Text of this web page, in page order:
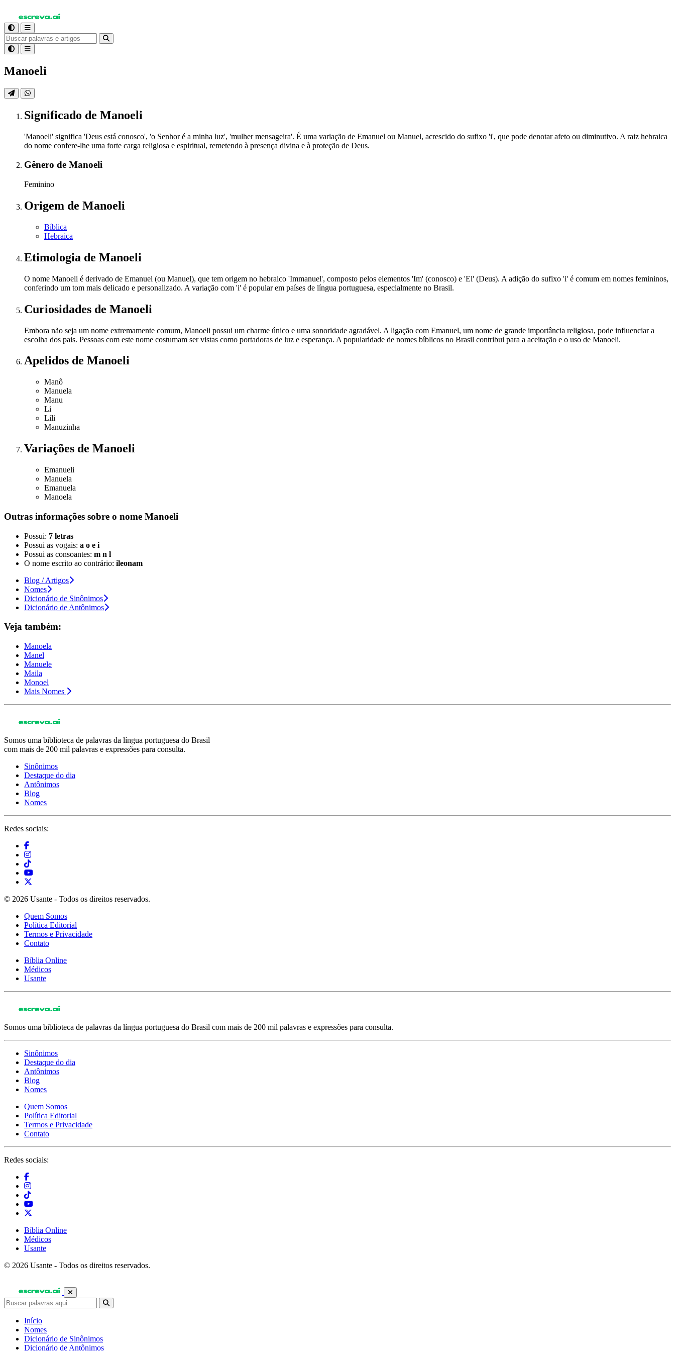
Manoeli
Significado de Manoeli
'Manoeli' significa 'Deus está conosco', 'o Senhor é a minha luz', 'mulher mensageira'. É uma variação de Emanuel ou Manuel, acrescido do sufixo 'i', que pode denotar afeto ou diminutivo. A raiz hebraica
do nome confere-lhe uma forte carga religiosa e espiritual, remetendo à presença divina e à proteção de Deus.
Gênero de Manoeli
Feminino
Origem de Manoeli
Bíblica
Hebraica
Etimologia de Manoeli
O nome Manoeli é derivado de Emanuel (ou Manuel), que tem origem no hebraico 'Immanuel', composto pelos elementos 'Im' (conosco) e 'El' (Deus). A adição do sufixo 'i' é comum em nomes femininos,
conferindo um tom mais delicado e personalizado. A variação com 'i' é popular em países de língua portuguesa, especialmente no Brasil.
Curiosidades de Manoeli
Embora não seja um nome extremamente comum, Manoeli possui um charme único e uma sonoridade agradável. A ligação com Emanuel, um nome de grande importância religiosa, pode influenciar a
escolha dos pais. Pessoas com este nome costumam ser vistas como portadoras de luz e esperança. A popularidade de nomes bíblicos no Brasil contribui para a aceitação e o uso de Manoeli.
Apelidos de Manoeli
Manô
Manuela
Manu
Li
Lili
Manuzinha
Variações de Manoeli
Emanueli
Manuela
Emanuela
Manoela
Outras informações sobre o nome Manoeli
Possui: 7 letras
Possui as vogais: a o e i
Possui as consoantes: m n l
O nome escrito ao contrário: ileonam
Blog / Artigos
Nomes
Dicionário de Sinônimos
Dicionário de Antônimos
Veja também:
Manoela
Manel
Manuele
Maila
Monoel
Mais Nomes
Somos uma biblioteca de palavras da língua portuguesa do Brasil
com mais de 200 mil palavras e expressões para consulta.
Sinônimos
Destaque do dia
Antônimos
Blog
Nomes
Redes sociais:
© 2026 Usante - Todos os direitos reservados.
Quem Somos
Política Editorial
Termos e Privacidade
Contato
Bíblia Online
Médicos
Usante
Somos uma biblioteca de palavras da língua portuguesa do Brasil com mais de 200 mil palavras e expressões para consulta.
Sinônimos
Destaque do dia
Antônimos
Blog
Nomes
Quem Somos
Política Editorial
Termos e Privacidade
Contato
Redes sociais:
Bíblia Online
Médicos
Usante
© 2026 Usante - Todos os direitos reservados.
Início
Nomes
Dicionário de Sinônimos
Dicionário de Antônimos